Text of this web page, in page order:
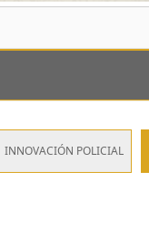
INNOVACIÓN POLICIAL